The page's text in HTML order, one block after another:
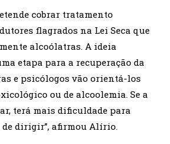
cobrar tratamento
flagrados na Lei Seca que
alcoólatras. A ideia
etapa para a recuperação da
e psicólogos vão orientá-los
ou de alcoolemia. Se a
terá mais dificuldade para
dirigir”, afirmou Alírio.